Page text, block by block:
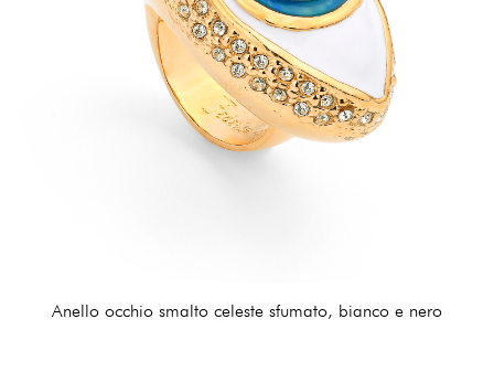
Anello occhio smalto celeste sfumato, bianco e nero